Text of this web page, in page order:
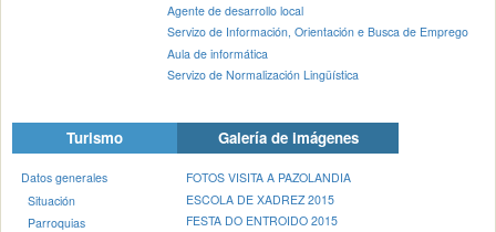
Agente de desarrollo local
Servizo de Información, Orientación e Busca de Emprego
Aula de informática
Servizo de Normalización Lingüística
Turismo
Datos generales
Situación
Parroquias
Galería de imágenes
FOTOS VISITA A PAZOLANDIA
ESCOLA DE XADREZ 2015
FESTA DO ENTROIDO 2015